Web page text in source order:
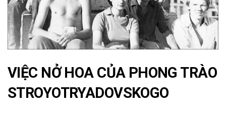
VIỆC NỞ HOA CỦA PHONG TRÀO
STROYOTRYADOVSKOGO